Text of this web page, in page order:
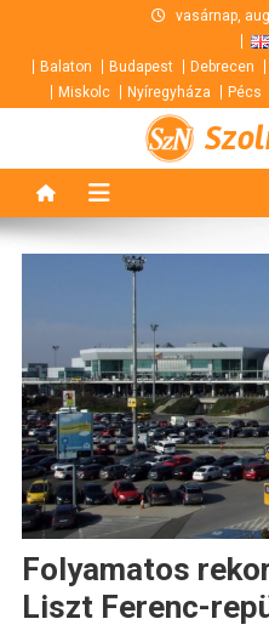
content
vasárnap,
Balaton Budapest Debrecen
Miskolc
Nyíregyháza Pécs
Folyamatos
Liszt Ferenc-